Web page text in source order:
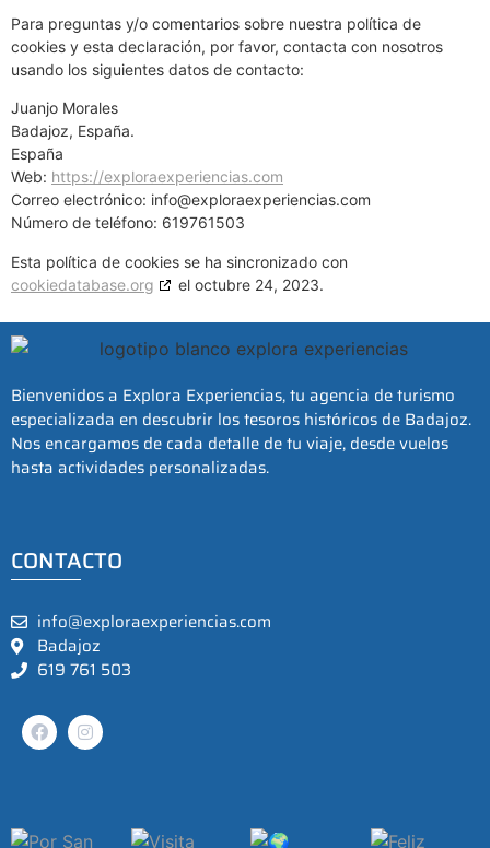
Para preguntas y/o comentarios sobre nuestra política de
cookies y esta declaración, por favor, contacta con nosotros
usando los siguientes datos de contacto:
Juanjo Morales
Badajoz, España.
España
Web: https://exploraexperiencias.com
Correo electrónico: info@exploraexperiencias.com
Número de teléfono: 619761503
Esta política de cookies se ha sincronizado con
cookiedatabase.org
el octubre 24, 2023.
Bienvenidos a Explora Experiencias, tu agencia de turismo
especializada en descubrir los tesoros históricos de Badajoz.
Nos encargamos de cada detalle de tu viaje, desde vuelos
hasta actividades personalizadas.
CONTACTO
info@exploraexperiencias.com
Badajoz
619 761 503